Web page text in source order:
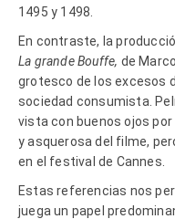
1495 y 1498.
En contraste, la
La grande Bouffe, de
grotesco de los excesos
sociedad consumista.
vista con buenos ojos
y asquerosa del filme,
en el festival de Cannes.
Estas referencias nos
juega un papel